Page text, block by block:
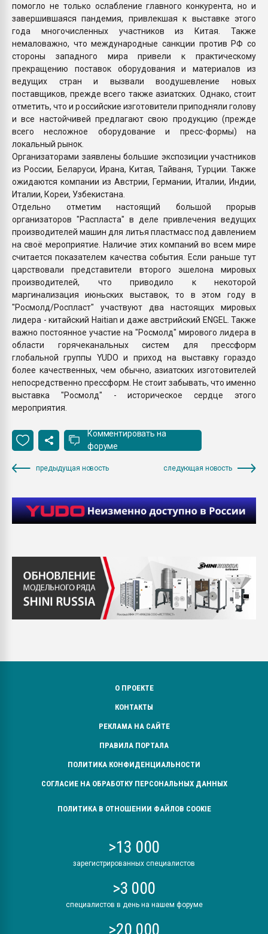
помогло не только ослабление главного конкурента, но и
завершившаяся пандемия, привлекшая к выставке этого
года многочисленных участников из Китая. Также
немаловажно, что международные санкции против РФ со
стороны западного мира привели к практическому
прекращению поставок оборудования и материалов из
ведущих стран и вызвали воодушевление новых
поставщиков, прежде всего также азиатских. Однако, стоит
отметить, что и российские изготовители приподняли голову
и все настойчивей предлагают свою продукцию (прежде
всего несложное оборудование и пресс-формы) на
локальный рынок.
Организаторами заявлены большие экспозиции участников
из России, Беларуси, Ирана, Китая, Тайваня, Турции. Также
ожидаются компании из Австрии, Германии, Италии, Индии,
Италии, Кореи, Узбекистана.
Отдельно отметим настоящий большой прорыв
организаторов "Распласта" в деле привлечения ведущих
производителей машин для литья пластмасс под давлением
на своё мероприятие. Наличие этих компаний во всем мире
считается показателем качества события. Если раньше тут
царствовали представители второго эшелона мировых
производителей, что приводило к некоторой
маргинализация июньских выставок, то в этом году в
"Росмолд/Роспласт" участвуют два настоящих мировых
лидера - китайский Haitian и даже австрийский ENGEL. Также
важно постоянное участие на "Росмолд" мирового лидера в
области горячеканальных систем для прессформ
глобальной группы YUDO и приход на выставку гораздо
более качественных, чем обычно, азиатских изготовителей
непосредственно прессформ. Не стоит забывать, что именно
выставка "Росмолд" - историческое сердце этого
мероприятия.
Комментировать на
форуме
предыдущая новость следующая новость
О ПРОЕКТЕ
КОНТАКТЫ
РЕКЛАМА НА САЙТЕ
ПРАВИЛА ПОРТАЛА
ПОЛИТИКА КОНФИДЕНЦИАЛЬНОСТИ
СОГЛАСИЕ НА ОБРАБОТКУ ПЕРСОНАЛЬНЫХ ДАННЫХ
ПОЛИТИКА В ОТНОШЕНИИ ФАЙЛОВ COOKIE
>13 000
зарегистрированных специалистов
>3 000
специалистов в день на нашем форуме
>20 000